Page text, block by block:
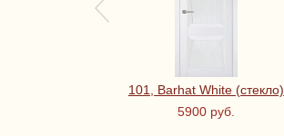
101, Barhat White (стекло)
5900 руб.